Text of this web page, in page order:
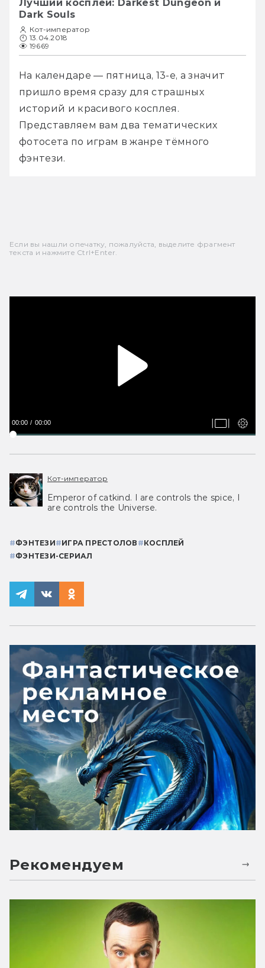
Лучший косплей: Darkest Dungeon и
Dark Souls
Кот-император
13.04.2018
19669
На календаре — пятница, 13-е, а значит
пришло время сразу для страшных
историй и красивого косплея.
Представляем вам два тематических
фотосета по играм в жанре тёмного
фэнтези.
Если вы нашли опечатку, пожалуйста, выделите фрагмент
текста и нажмите Ctrl+Enter.
00:00 00:00
Кот-император
Emperor of catkind. I are controls the spice, I
are controls the Universe.
#ФЭНТЕЗИ#ИГРА ПРЕСТОЛОВ #КОСПЛЕЙ
#ФЭНТЕЗИ-СЕРИАЛ
Рекомендуем